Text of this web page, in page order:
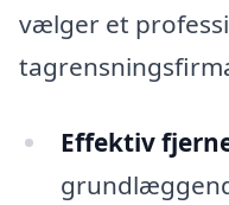
vælger et
Effektiv